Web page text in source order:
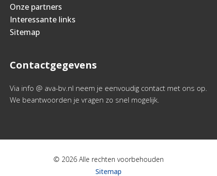
Onze partners
Interessante links
Sitemap
Contactgegevens
Via info @ ava-bv.nl neem je eenvoudig contact met ons op.
We beantwoorden je vragen zo snel mogelijk.
© 2026 Alle rechten voorbehouden
Sitemap